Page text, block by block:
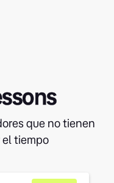
que no tienen
tiempo